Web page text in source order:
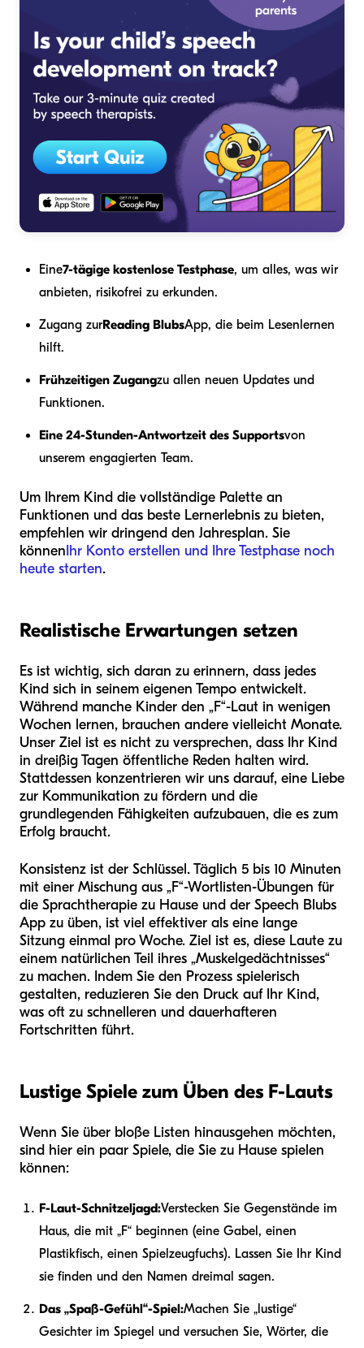
Eine7-tägige kostenlose Testphase, um alles, was wir
anbieten, risikofrei zu erkunden.
Zugang zurReading BlubsApp, die beim Lesenlernen
hilft.
Frühzeitigen Zugangzu allen neuen Updates und
Funktionen.
Eine 24-Stunden-Antwortzeit des Supportsvon
unserem engagierten Team.
Um Ihrem Kind die vollständige Palette an
Funktionen und das beste Lernerlebnis zu bieten,
empfehlen wir dringend den Jahresplan. Sie
könnenIhr Konto erstellen und Ihre Testphase noch
heute starten.
Realistische Erwartungen setzen
Es ist wichtig, sich daran zu erinnern, dass jedes
Kind sich in seinem eigenen Tempo entwickelt.
Während manche Kinder den „F“-Laut in wenigen
Wochen lernen, brauchen andere vielleicht Monate.
Unser Ziel ist es nicht zu versprechen, dass Ihr Kind
in dreißig Tagen öffentliche Reden halten wird.
Stattdessen konzentrieren wir uns darauf, eine Liebe
zur Kommunikation zu fördern und die
grundlegenden Fähigkeiten aufzubauen, die es zum
Erfolg braucht.
Konsistenz ist der Schlüssel. Täglich 5 bis 10 Minuten
mit einer Mischung aus „F“-Wortlisten-Übungen für
die Sprachtherapie zu Hause und der Speech Blubs
App zu üben, ist viel effektiver als eine lange
Sitzung einmal pro Woche. Ziel ist es, diese Laute zu
einem natürlichen Teil ihres „Muskelgedächtnisses“
zu machen. Indem Sie den Prozess spielerisch
gestalten, reduzieren Sie den Druck auf Ihr Kind,
was oft zu schnelleren und dauerhafteren
Fortschritten führt.
Lustige Spiele zum Üben des F-Lauts
Wenn Sie über bloße Listen hinausgehen möchten,
sind hier ein paar Spiele, die Sie zu Hause spielen
können:
F-Laut-Schnitzeljagd:Verstecken Sie Gegenstände im
Haus, die mit „F“ beginnen (eine Gabel, einen
Plastikfisch, einen Spielzeugfuchs). Lassen Sie Ihr Kind
sie finden und den Namen dreimal sagen.
Das „Spaß-Gefühl“-Spiel:Machen Sie „lustige“
Gesichter im Spiegel und versuchen Sie, Wörter, die